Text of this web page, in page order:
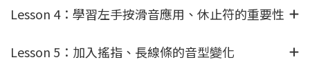
Lesson 4：學習左手按滑音應用、休止符的重要性
Lesson 5：加入搖指、長線條的音型變化